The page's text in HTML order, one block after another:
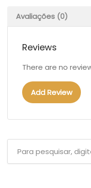
Avaliações (0)
Reviews
There are no
Add Review